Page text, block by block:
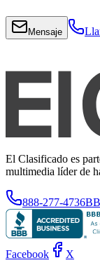
Mensaje
El Clasificado es
multimedia líder de
888-277-4736
Facebook X